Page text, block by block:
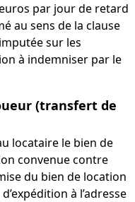
par jour de retard
au sens de la clause
sur les
à indemniser par le
(transfert de
locataire le bien de
convenue contre
du bien de location
à l’adresse